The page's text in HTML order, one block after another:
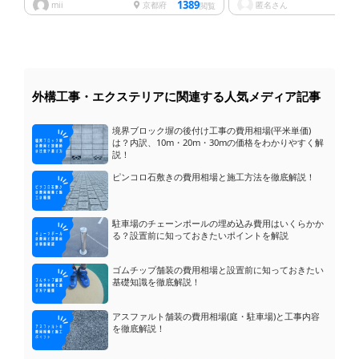
mii 京都府 1389閲覧 匿名さん
外構工事・エクステリアに関連する人気メディア記事
境界ブロック塀の後付け工事の費用相場(平米単価)
は？内訳、10m・20m・30mの価格をわかりやすく解
説！
ピンコロ石敷きの費用相場と施工方法を徹底解説！
駐車場のチェーンポールの埋め込み費用はいくらかか
る？設置前に知っておきたいポイントを解説
ゴムチップ舗装の費用相場と設置前に知っておきたい
基礎知識を徹底解説！
アスファルト舗装の費用相場(庭・駐車場)と工事内容
を徹底解説！